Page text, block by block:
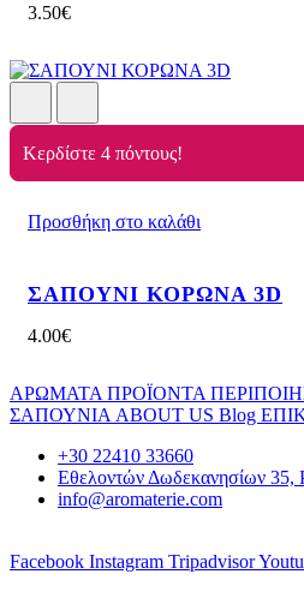
3.50€
Κερδίστε 4 πόντους!
Προσθήκη στο καλάθι
ΣΑΠΟΥΝΙ ΚΟΡΩΝΑ 3D
4.00€
ΑΡΩΜΑΤΑ ΠΡΟΪΟΝΤΑ
ΣΑΠΟΥΝΙΑ ABOUT US Blog
+30 22410 33660
Εθελοντών Δωδεκανησίων 35,
info@aromaterie.com
Facebook Instagram Tripadvisor